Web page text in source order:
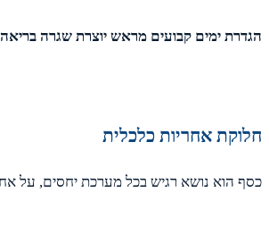
הגדרת ימים קבועים מראש יוצרת שגרה בריאה
חלוקת אחריות כלכלית
כסף הוא נושא רגיש בכל מערכת יחסים, על